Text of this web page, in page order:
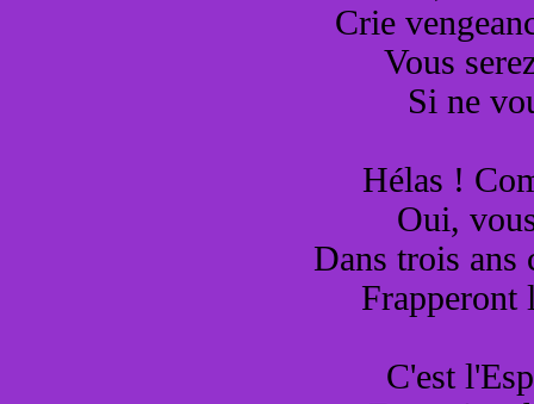
Crie
Vous
Si ne
Hélas !
Oui,
Dans trois ans
C'est